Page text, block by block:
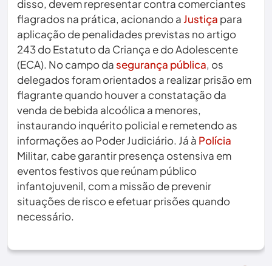
disso, devem representar contra comerciantes
flagrados na prática, acionando aJustiça para
aplicação de penalidades previstas no artigo
243 do Estatuto da Criança e do Adolescente
(ECA). No campo dasegurança pública, os
delegados foram orientados a realizar prisão em
flagrante quando houver a constatação da
venda de bebida alcoólica a menores,
instaurando inquérito policial e remetendo as
informações ao Poder Judiciário. Já à Polícia
Militar, cabe garantir presença ostensiva em
eventos festivos que reúnam público
infantojuvenil, com a missão de prevenir
situações de risco e efetuar prisões quando
necessário.